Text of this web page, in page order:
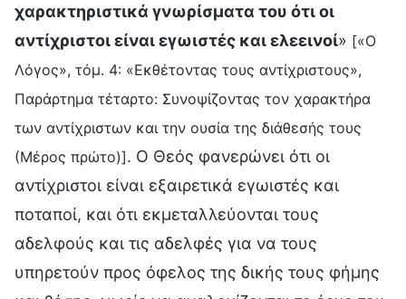
χαρακτηριστικά γνωρίσματα του ότι οι
αντίχριστοι είναι εγωιστές και ελεεινοί» [«Ο
Λόγος», τόμ. 4: «Εκθέτοντας τους αντίχριστους»,
Παράρτημα τέταρτο: Συνοψίζοντας τον χαρακτήρα
των αντίχριστων και την ουσία της διάθεσής τους
(Μέρος πρώτο)]. Ο Θεός φανερώνει ότι οι
αντίχριστοι είναι εξαιρετικά εγωιστές και
ποταποί, και ότι εκμεταλλεύονται τους
αδελφούς και τις αδελφές για να τους
υπηρετούν προς όφελος της δικής τους φήμης